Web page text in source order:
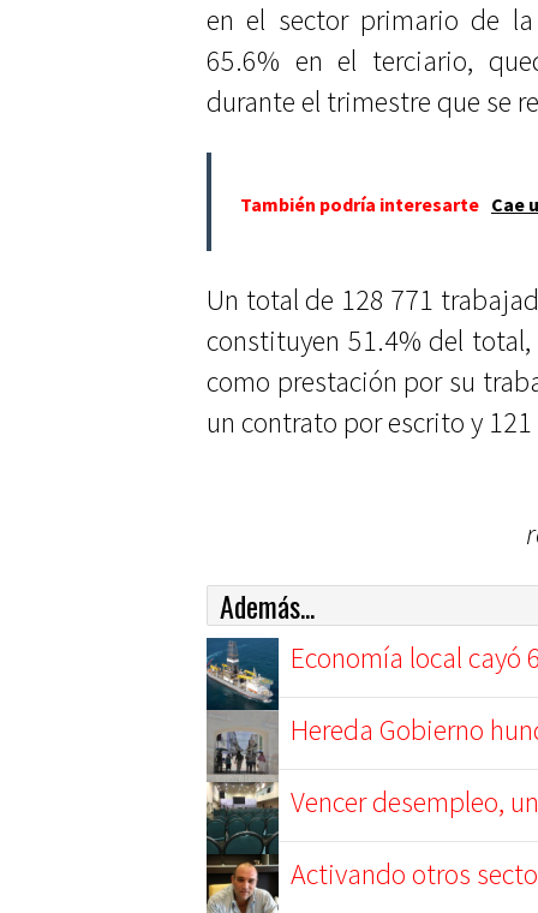
en el sector primario de
65.6% en el terciario,
durante el trimestre que se
También podría interesarte Cae
Un total de 128 771
constituyen 51.4% del
como prestación por su
un contrato por escrito y
Además...
Economía local cayó
Hereda Gobierno
Vencer desempleo,
Activando otros